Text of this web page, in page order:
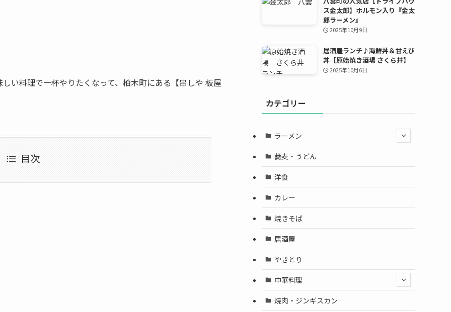
い料理で一杯やりたくなって、柏木町にある【串しや 板屋
目次
ス金太郎】ホルモン入り『金太
郎ラーメン』
2025年10月9日
居酒屋ランチ♪海鮮丼＆甘えび
丼【原始焼き酒場 さくら井】
2025年10月6日
カテゴリー
ラーメン
蕎麦・うどん
洋食
カレー
焼きそば
居酒屋
やきとり
中華料理
焼肉・ジンギスカン